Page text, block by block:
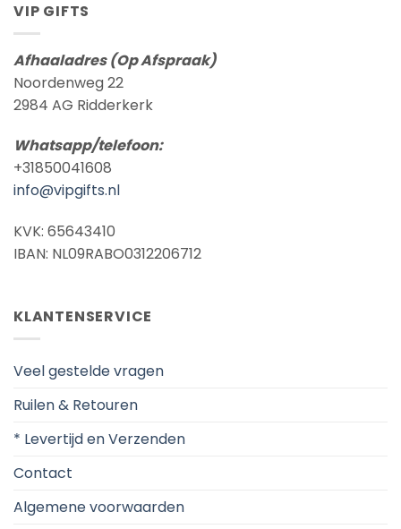
VIP GIFTS
Afhaaladres (Op Afspraak)
Noordenweg 22
2984 AG Ridderkerk
Whatsapp/telefoon:
+31850041608
info@vipgifts.nl
KVK: 65643410
IBAN: NL09RABO0312206712
KLANTENSERVICE
Veel gestelde vragen
Ruilen & Retouren
* Levertijd en Verzenden
Contact
Algemene voorwaarden